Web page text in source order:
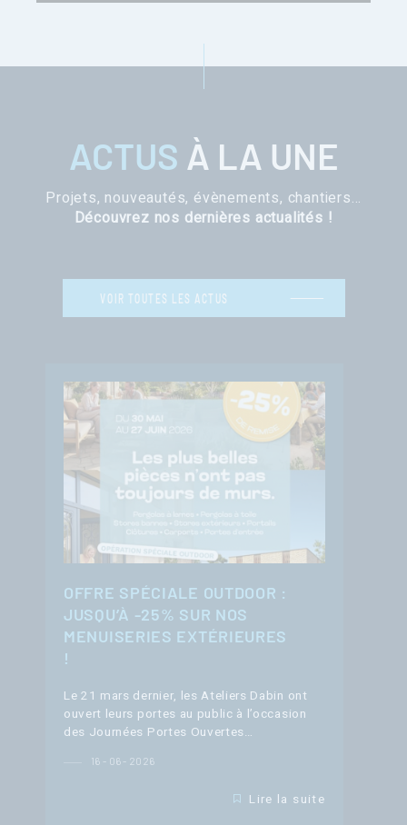
ACTUS À LA UNE
Projets, nouveautés, évènements, chantiers…
Découvrez nos dernières actualités !
VOIR TOUTES LES ACTUS
OFFRE SPÉCIALE OUTDOOR :
JUSQU’À -25% SUR NOS
MENUISERIES EXTÉRIEURES
!
Le 21 mars dernier, les Ateliers Dabin ont
ouvert leurs portes au public à l’occasion
des Journées Portes Ouvertes…
16 - 06 - 2026
Lire la suite